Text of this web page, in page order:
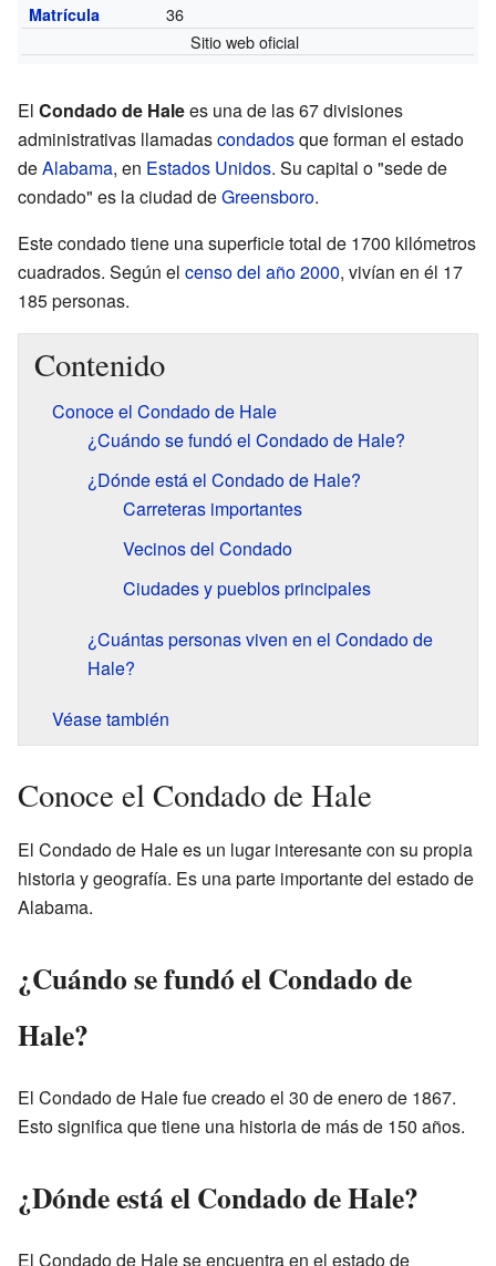
Matrícula
36
Sitio web oficial
El Condado de Halees una de las 67 divisiones
administrativas llamadascondadosque forman el estado
deAlabama, en Estados Unidos. Su capital o "sede de
condado" es la ciudad deGreensboro.
Este condado tiene una superficie total de 1700 kilómetros
cuadrados. Según el censo del año 2000, vivían en él 17
185 personas.
Contenido
Conoce el Condado de Hale
¿Cuándo se fundó el Condado de Hale?
¿Dónde está el Condado de Hale?
Carreteras importantes
Vecinos del Condado
Ciudades y pueblos principales
¿Cuántas personas viven en el Condado de
Hale?
Véase también
Conoce el Condado de Hale
El Condado de Hale es un lugar interesante con su propia
historia y geografía. Es una parte importante del estado de
Alabama.
¿Cuándo se fundó el Condado de
Hale?
El Condado de Hale fue creado el 30 de enero de 1867.
Esto significa que tiene una historia de más de 150 años.
¿Dónde está el Condado de Hale?
El Condado de Hale se encuentra en el estado de